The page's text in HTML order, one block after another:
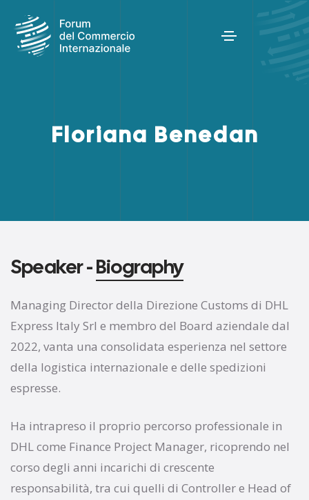
Floriana Benedan
Speaker -Biography
Managing Director della Direzione Customs di DHL
Express Italy Srl e membro del Board aziendale dal
2022, vanta una consolidata esperienza nel settore
della logistica internazionale e delle spedizioni
espresse.
Ha intrapreso il proprio percorso professionale in
DHL come Finance Project Manager, ricoprendo nel
corso degli anni incarichi di crescente
responsabilità, tra cui quelli di Controller e Head of